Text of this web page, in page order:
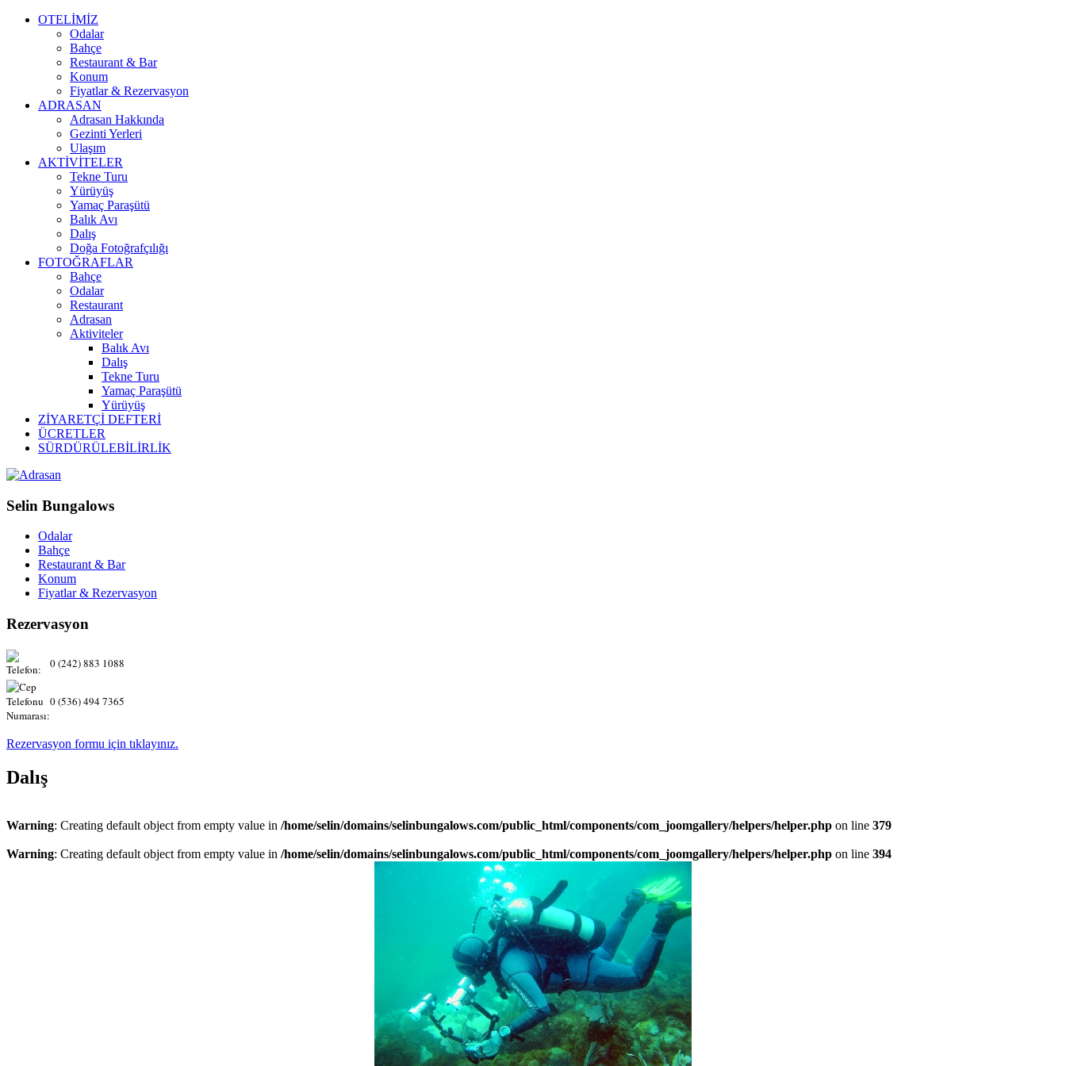
OTELİMİZ
Odalar
Bahçe
Restaurant & Bar
Konum
Fiyatlar & Rezervasyon
ADRASAN
Adrasan Hakkında
Gezinti Yerleri
Ulaşım
AKTİVİTELER
Tekne Turu
Yürüyüş
Yamaç Paraşütü
Balık Avı
Dalış
Doğa Fotoğrafçılığı
FOTOĞRAFLAR
Bahçe
Odalar
Restaurant
Adrasan
Aktiviteler
Balık Avı
Dalış
Tekne Turu
Yamaç Paraşütü
Yürüyüş
ZİYARETÇİ DEFTERİ
ÜCRETLER
SÜRDÜRÜLEBİLİRLİK
Selin Bungalows
Odalar
Bahçe
Restaurant & Bar
Konum
Fiyatlar & Rezervasyon
Rezervasyon
0 (242) 883 1088
0 (536) 494 7365
Rezervasyon formu için tıklayınız.
Dalış
Warning: Creating default object from empty value in /home/selin/domains/selinbungalows.com/public_html/components/com_joomgallery/helpers/helper.php on line 379
Warning: Creating default object from empty value in /home/selin/domains/selinbungalows.com/public_html/components/com_joomgallery/helpers/helper.php on line 394